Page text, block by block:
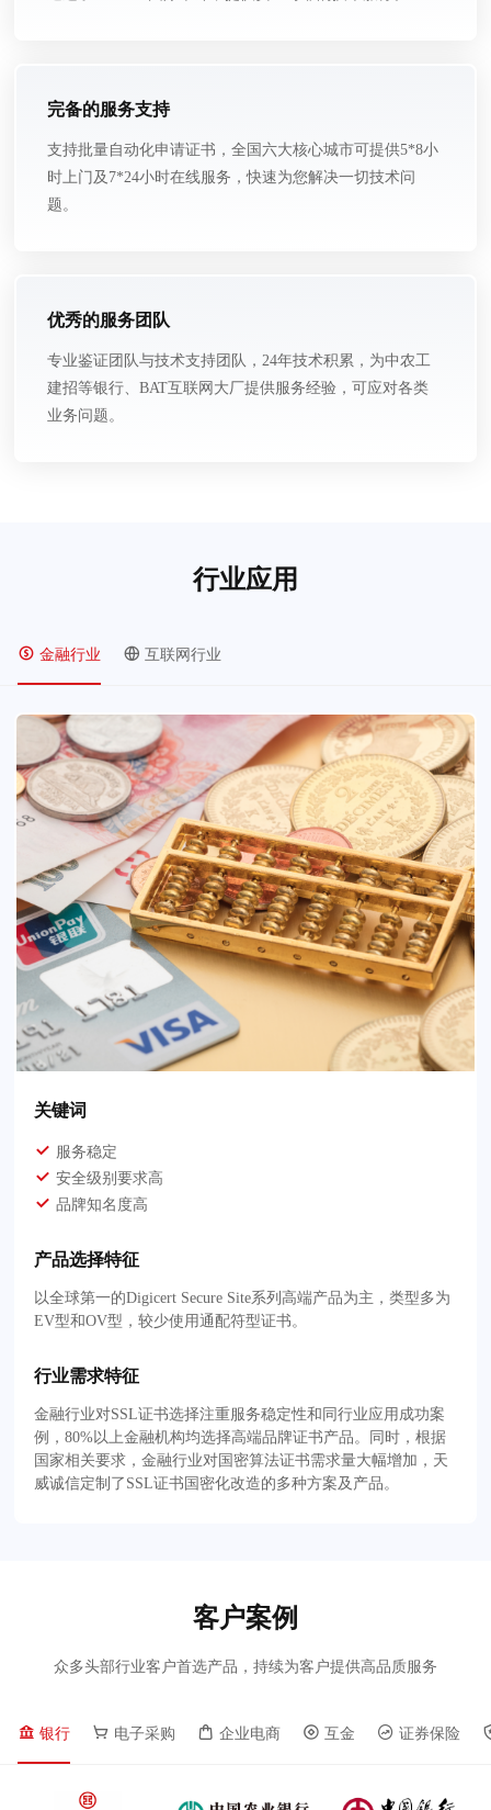
完备的服务支持
支持批量自动化申请证书，全国六大核心城市可提供5*8小
时上门及7*24小时在线服务，快速为您解决一切技术问
题。
优秀的服务团队
专业鉴证团队与技术支持团队，24年技术积累，为中农工
建招等银行、BAT互联网大厂提供服务经验，可应对各类
业务问题。
行业应用
金融行业 互联网行业
关键词
服务稳定
安全级别要求高
品牌知名度高
产品选择特征
以全球第一的Digicert Secure Site系列高端产品为主，类型多为
EV型和OV型，较少使用通配符型证书。
行业需求特征
金融行业对SSL证书选择注重服务稳定性和同行业应用成功案
例，80%以上金融机构均选择高端品牌证书产品。同时，根据
国家相关要求，金融行业对国密算法证书需求量大幅增加，天
威诚信定制了SSL证书国密化改造的多种方案及产品。
客户案例
众多头部行业客户首选产品，持续为客户提供高品质服务
银行 电子采购 企业电商 互金 证券保险